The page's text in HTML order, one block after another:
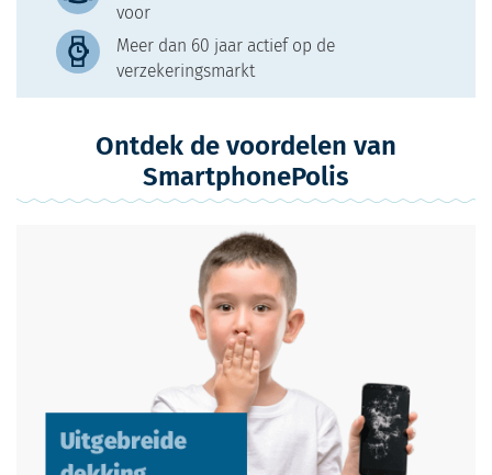
voor
Meer dan 60 jaar actief op de
verzekeringsmarkt
Ontdek de voordelen van
SmartphonePolis